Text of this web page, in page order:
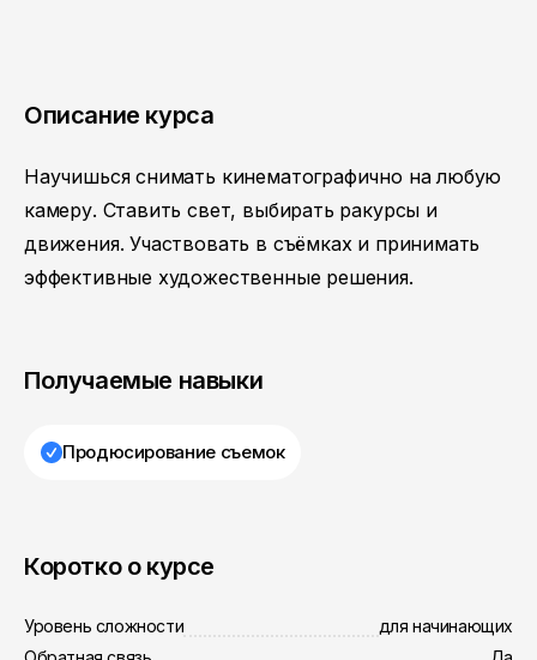
Описание курса
Научишься снимать кинематографично на любую
камеру. Ставить свет, выбирать ракурсы и
движения. Участвовать в съёмках и принимать
эффективные художественные решения.
Получаемые навыки
Продюсирование съемок
Коротко о курсе
Уровень сложности
для начинающих